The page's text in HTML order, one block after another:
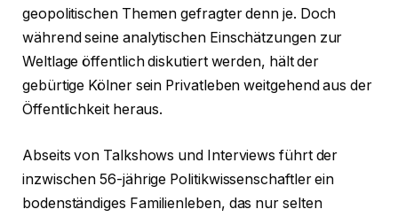
geopolitischen Themen gefragter denn je. Doch
während seine analytischen Einschätzungen zur
Weltlage öffentlich diskutiert werden, hält der
gebürtige Kölner sein Privatleben weitgehend aus der
Öffentlichkeit heraus.
Abseits von Talkshows und Interviews führt der
inzwischen 56-jährige Politikwissenschaftler ein
bodenständiges Familienleben, das nur selten